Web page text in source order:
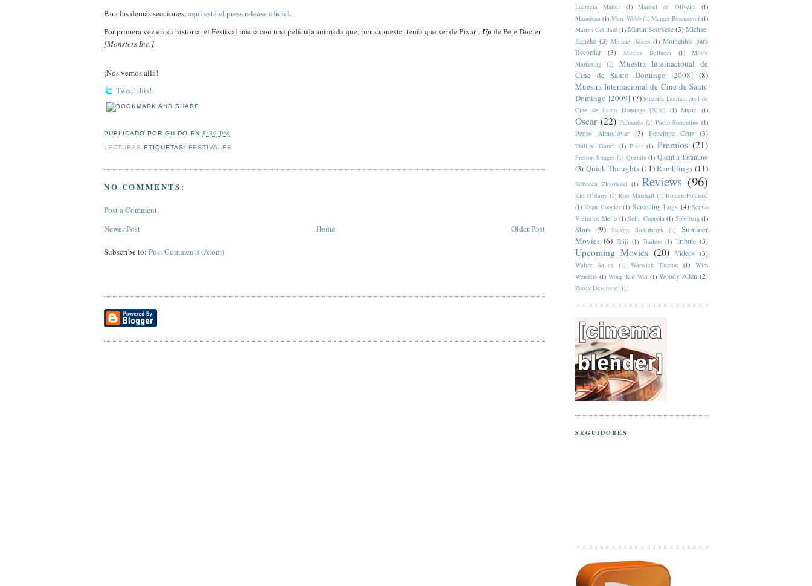
Para las demás secciones,aquí está el press release oficial.
Por primera vez en su historia, el Festival inicia con una película animada que, por supuesto, tenía que ser de Pixar - Up de Pete Docter
[Monsters Inc.]
¡Nos vemos allá!
Tweet this!
PUBLICADO PORGUIDO EN8:39 PM
LECTURAS ETIQUETAS: FESTIVALES
NO COMMENTS:
Post a Comment
Newer Post
Older Post
Home
Subscribe to: Post Comments (Atom)
Lucrecia Martel
(1) Manoel de Oliveira
(1)
Maradona (1) Marc Webb (1) Margot Benacerraf (1)
Marion Cotillard (1) Martin Scorsese (3) Michael
Haneke (3) Michael Mann (1) Momentos para
Recordar
(3) Monica Bellucci (1)
Movie
Marketing
(1)
Muestra Internacional de
Cine de Santo Domingo [2008] (8)
Muestra Internacional de Cine de Santo
Domingo [2009] (7) Muestra Internacional de
Cine de Santo Domingo [2010] (1) Music (1)
Oscar (22) Palmarès (1) Paolo Sorrentino (1)
Pedro Almodóvar (3) Penélope Cruz (3)
Phillipe Garrel (1) Pixar (1) Premios (21)
Preston Sturges (1) Quentin (1) Quentin Tarantino
(3) Quick Thoughts (11) Ramblings (11)
Rebecca Zlotowski (1) Reviews (96)
Ric O’Barry (1) Rob Marshall (1) Roman Polanski
(1) Ryan Coogler (1) Screening Logs (4) Sergio
Vieira de Mello (1) Sofia Coppola (1) Spielberg (1)
Stars (9) Steven Soderbergh (1)
Summer
Movies (6) Taiji (1) Trailers (1) Tribute (3)
Upcoming Movies (20) Videos (3)
Walter Salles (1) Warwick Thorton (1)
Wim
Wenders (1) Wong Kar Wai (1) Woody Allen (2)
Zooey Deschanel (1)
SEGUIDORES